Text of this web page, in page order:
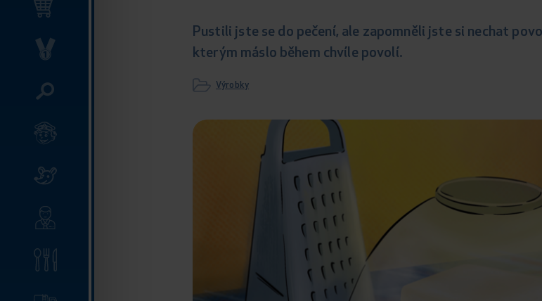
Pustili jste se do pečení, ale zapomněli jste si nechat
kterým máslo během chvíle povolí.
Výrobky